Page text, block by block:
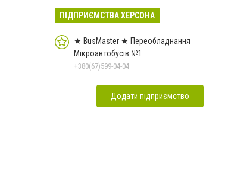
ПІДПРИЄМСТВА ХЕРСОНА
★ BusMaster ★ Переобладнання
Мікроавтобусів №1
+380(67)599-04-04
Додати підприємство